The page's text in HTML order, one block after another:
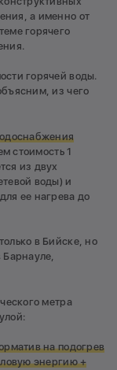
а именно от
горячего
горячей воды.
из чего
стоимость 1
из двух
воды) и
ее нагрева до
в Бийске, но
Барнауле,
метра
на подогрев
энергию +